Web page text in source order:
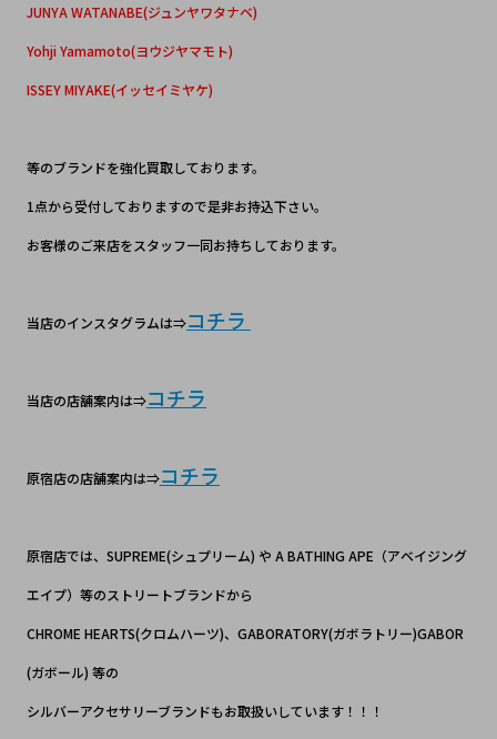
JUNYA WATANABE(ジュンヤワタナベ)
Yohji Yamamoto(ヨウジヤマモト)
ISSEY MIYAKE(イッセイミヤケ)
等のブランドを強化買取しております。
1点から受付しておりますので是非お持込下さい。
お客様のご来店をスタッフ一同お持ちしております。
当店のインスタグラムは⇒コチラ
当店の店舗案内は⇒コチラ
原宿店の店舗案内は⇒コチラ
原宿店では、SUPREME(シュプリーム) や A BATHING APE（アベイジング
エイプ）等のストリートブランドから
CHROME HEARTS(クロムハーツ)、GABORATORY(ガボラトリー)GABOR
(ガボール) 等の
シルバーアクセサリーブランドもお取扱いしています！！！